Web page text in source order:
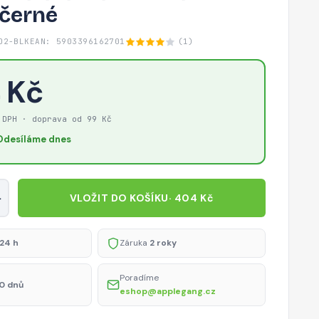
BLK EAN: 5903396162701 (1)
· doprava od 99 Kč
dnes
VLOŽIT DO KOŠÍKU· 404 Kč
h Záruka 2 roky
dnů
Poradíme
eshop@applegang.cz